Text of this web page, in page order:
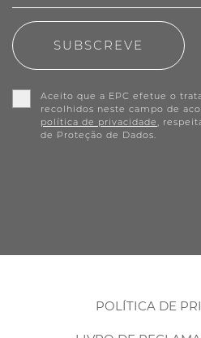
SUBSCREVE
Aceito que a EPC efetue o
recolhidos neste campo de
política de privacidade ,
de Proteção de Dados.
POLÍTICA DE